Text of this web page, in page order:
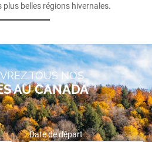
belles régions hivernales.
TOUS NOS
AU CANADA
Date de départ